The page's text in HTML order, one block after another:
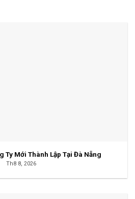
Ty Mới Thành Lập Tại Đà Nẵng
Th8 8, 2026